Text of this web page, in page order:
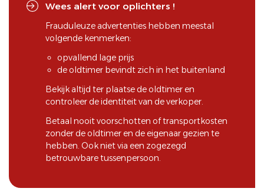
Wees alert voor oplichters !
Frauduleuze advertenties hebben meestal
volgende kenmerken:
opvallend lage prijs
de oldtimer bevindt zich in het buitenland
Bekijk altijd ter plaatse de oldtimer en
controleer de identiteit van de verkoper.
Betaal nooit voorschotten of transportkosten
zonder de oldtimer en de eigenaar gezien te
hebben. Ook niet via een zogezegd
betrouwbare tussenpersoon.